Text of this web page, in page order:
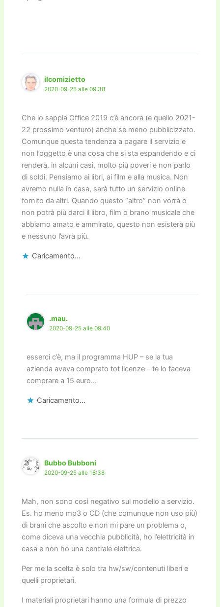
ilcomizietto
2020-09-25 alle 09:38
Che io sappia Office 2019 c’è ancora (e quello 2021-
22 prossimo venturo) anche se meno pubblicizzato.
Comunque questa tendenza a pagare il servizio e
non l’oggetto è una cosa che si sta espandendo e ci
renderà, in alcuni casi, molto più poveri e non parlo
di soldi. Pensiamo ai libri, ai film e alla musica. Non
avremo nulla in casa, sarà tutto un servizio online
fornito da altri. Quando questo “altro” non vorrà o
non potrà più darci il libro, film o brano musicale che
abbiamo amato e ammirato, questo non esisterà più
e nessuno l’avrà più.
Caricamento...
.mau.
2020-09-25 alle 09:40
esserci c’è, ma il programma HUP – se la tua
azienda aveva comprato tot licenze – te lo faceva
comprare a 15 euro…
Caricamento...
Bubbo Bubboni
2020-09-25 alle 18:38
Mah, non sono così negativo sul modello a servizio.
Es. ho meno mp3 o CD (che comunque non uso più)
di brani che ascolto e non mi pare un problema o,
come diceva una vecchia pubblicità, ho l’elettricità in
casa e non ho una centrale elettrica.
Per me la scelta è solo tra hw/sw/contenuti liberi e
quelli proprietari.
I materiali proprietari hanno una formula di prezzo